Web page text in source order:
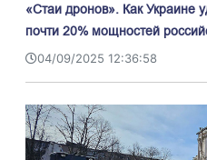
«Стаи дронов». Как Украине
почти 20% мощностей
04/09/2025 12:36:58